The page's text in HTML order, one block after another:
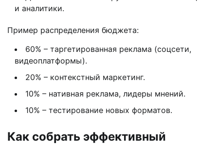
и аналитики.
Пример распределения бюджета:
60% – таргетированная реклама (соцсети,
видеоплатформы).
20% – контекстный маркетинг.
10% – нативная реклама, лидеры мнений.
10% – тестирование новых форматов.
Как собрать эффективный